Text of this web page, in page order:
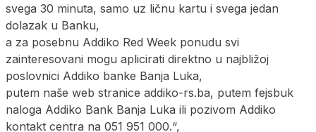
svega 30 minuta, samo uz ličnu kartu i svega jedan
dolazak u Banku,
a za posebnu Addiko Red Week ponudu svi
zainteresovani mogu aplicirati direktno u najbližoj
poslovnici Addiko banke Banja Luka,
putem naše web stranice addiko-rs.ba, putem fejsbuk
naloga Addiko Bank Banja Luka ili pozivom Addiko
kontakt centra na 051 951 000.“,